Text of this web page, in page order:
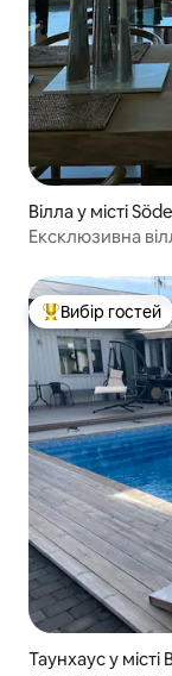
Вілла у місті
Ексклюзивна
Топ вибір гостей
Вибір гостей
Таунхаус у місті